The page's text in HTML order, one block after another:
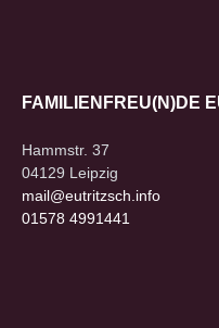
FAMILIENFREU(N)DE
Hammstr. 37
04129 Leipzig
mail@eutritzsch.info
01578 4991441